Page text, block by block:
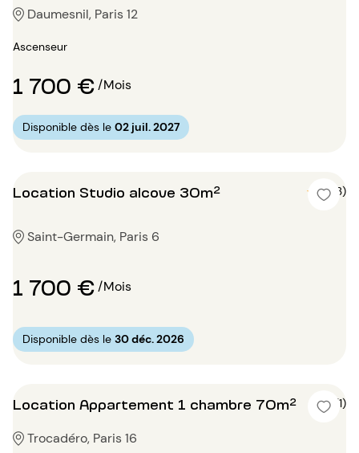
Daumesnil, Paris 12
Ascenseur
1 700 €/Mois
Disponible dès le 02 juil. 2027
Location Studio alcove 30m² 5 (3)
Saint-Germain, Paris 6
1 700 €/Mois
Disponible dès le 30 déc. 2026
Location Appartement 1 chambre 70m² 5 (1)
Trocadéro, Paris 16